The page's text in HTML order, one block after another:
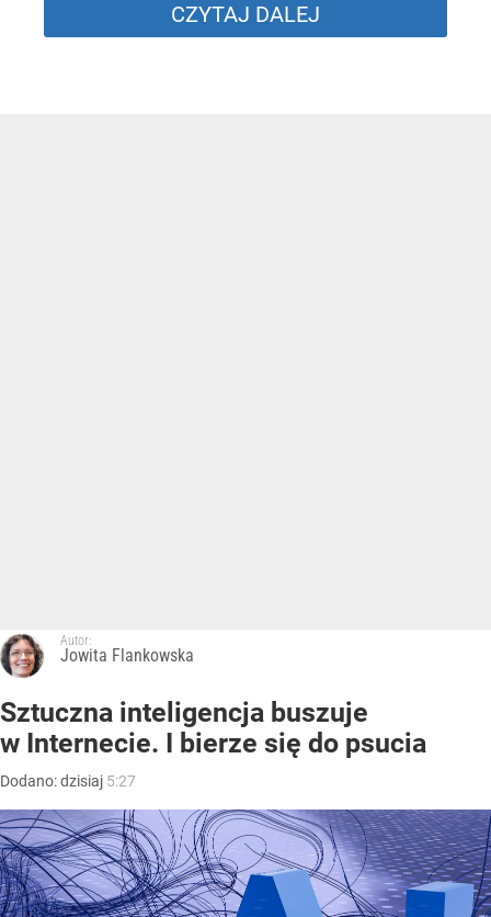
CZYTAJ DALEJ
Autor:
Jowita Flankowska
Sztuczna inteligencja buszuje
w Internecie. I bierze się do psucia
Dodano:dzisiaj 5:27